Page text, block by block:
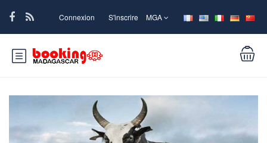
Connexion S'inscrire MGA